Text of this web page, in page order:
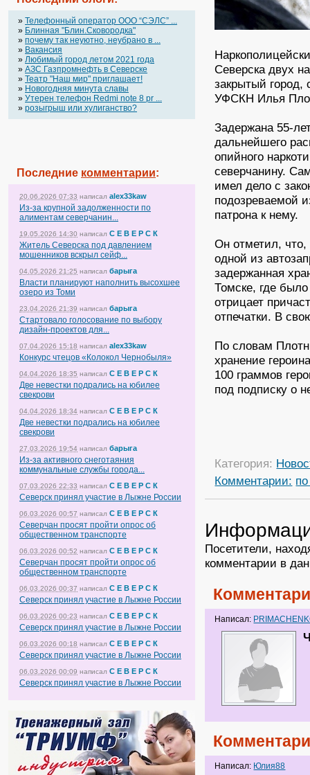
» Телефонный оператор OOO “СЭЛС” ...
» Блинная "Блин.Сковородка"
» почему так неуютно, неубрано в ...
» Вакансия
» Любимый город летом 2021 года
» АЗС Газпромнефть в Северске
» Театр "Наш мир" приглашает!
» Новогодняя минута славы
» Утерен телефон Redmi note 8 pr ...
» розыгрыш или хулиганство?
Последние комментарии:
20.06.2026 07:33 написал alex33kaw
Из-за крупной задолженности по
алиментам северчанин...
19.05.2026 14:30 написал С Е В Е Р С К
Житель Северска под давлением
мошенников вскрыл сейф...
04.05.2026 21:25 написал барыга
Власти планируют наполнить высохшее
озеро из Томи
23.04.2026 21:39 написал барыга
Стартовало голосование по выбору
дизайн-проектов для...
07.04.2026 15:18 написал alex33kaw
Конкурс чтецов «Колокол Чернобыля»
04.04.2026 18:35 написал С Е В Е Р С К
Две невестки подрались на юбилее
свекрови
04.04.2026 18:34 написал С Е В Е Р С К
Две невестки подрались на юбилее
свекрови
27.03.2026 19:54 написал барыга
Из-за активного снеготаяния
коммунальные службы города...
07.03.2026 22:33 написал С Е В Е Р С К
Северск принял участие в Лыжне России
06.03.2026 00:57 написал С Е В Е Р С К
Северчан просят пройти опрос об
общественном транспорте
06.03.2026 00:52 написал С Е В Е Р С К
Северчан просят пройти опрос об
общественном транспорте
06.03.2026 00:37 написал С Е В Е Р С К
Северск принял участие в Лыжне России
06.03.2026 00:23 написал С Е В Е Р С К
Северск принял участие в Лыжне России
06.03.2026 00:18 написал С Е В Е Р С К
Северск принял участие в Лыжне России
06.03.2026 00:09 написал С Е В Е Р С К
Северск принял участие в Лыжне России
Северска двух
закрытый город,
УФСКН Илья
Задержана 55-
дальнейшего
опийного
северчанину.
имел дело с
подозреваемой
патрона к нему.
Он отметил,
одной из
задержанная
Томске, где
отрицает
отпечатки. В
По словам
хранение
100 граммов
под подписку о
Категория:
Комментарии:
Посетители,
комментарии в
Написал:
Написал: Юлия88